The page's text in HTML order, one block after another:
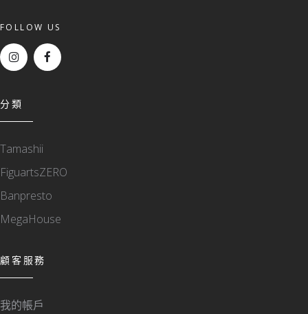
FOLLOW US
分類
Tamashii
FiguartsZERO
Banpresto
MegaHouse
顧客服務
我的帳戶